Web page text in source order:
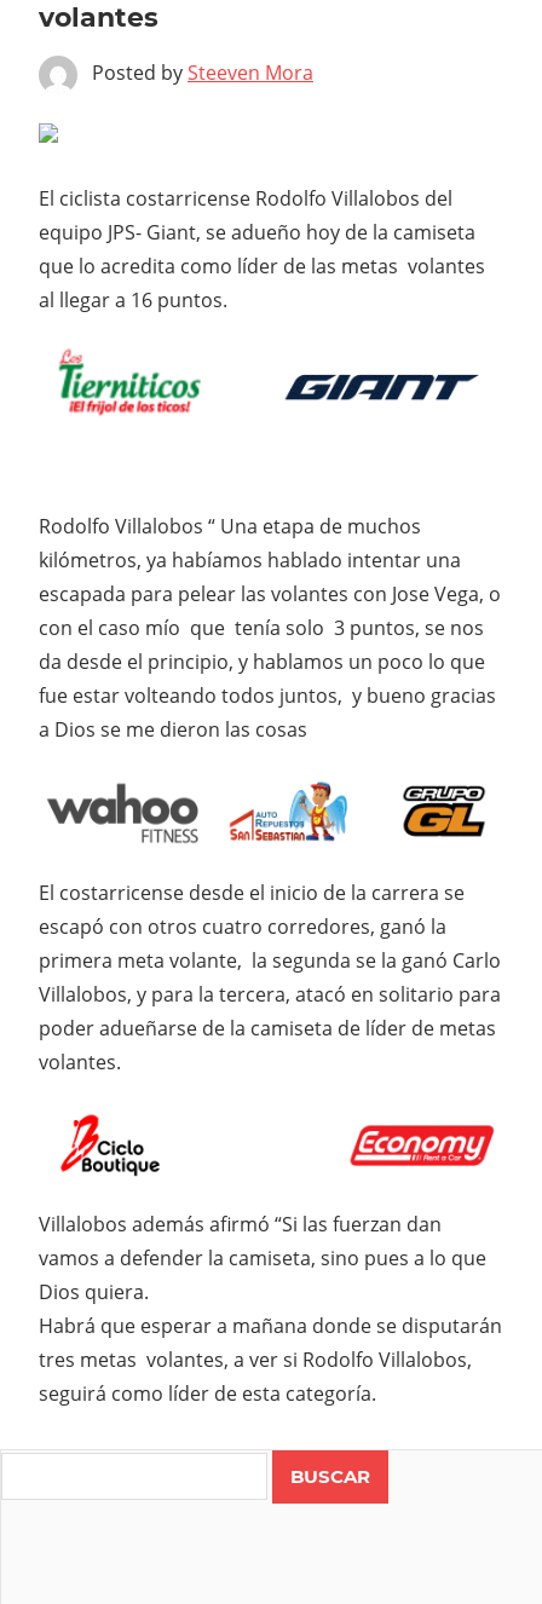
volantes
Posted bySteeven Mora
El ciclista costarricense Rodolfo Villalobos del
equipo JPS- Giant, se adueño hoy de la camiseta
que lo acredita como líder de las metas volantes
al llegar a 16 puntos.
Rodolfo Villalobos “ Una etapa de muchos
kilómetros, ya habíamos hablado intentar una
escapada para pelear las volantes con Jose Vega, o
con el caso mío que tenía solo 3 puntos, se nos
da desde el principio, y hablamos un poco lo que
fue estar volteando todos juntos, y bueno gracias
a Dios se me dieron las cosas
El costarricense desde el inicio de la carrera se
escapó con otros cuatro corredores, ganó la
primera meta volante, la segunda se la ganó Carlo
Villalobos, y para la tercera, atacó en solitario para
poder adueñarse de la camiseta de líder de metas
volantes.
Villalobos además afirmó “Si las fuerzan dan
vamos a defender la camiseta, sino pues a lo que
Dios quiera.
Habrá que esperar a mañana donde se disputarán
tres metas volantes, a ver si Rodolfo Villalobos,
seguirá como líder de esta categoría.